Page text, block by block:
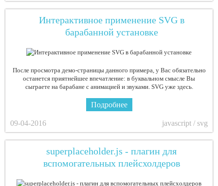
Интерактивное применение SVG в
барабанной установке
После просмотра демо-страницы данного примера, у Вас обязательно
останется приятнейшее впечатление: в буквальном смысле Вы
сыграете на барабане с анимацией и звуками. SVG уже здесь.
Подробнее
09-04-2016 javascript / svg
superplaceholder.js - плагин для
вспомогательных плейсхолдеров